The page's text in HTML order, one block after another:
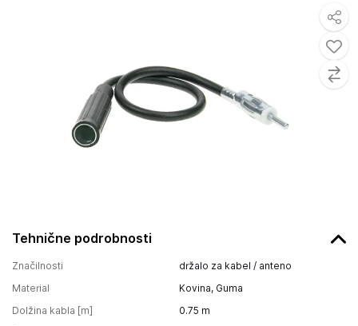
Tehnične podrobnosti
Značilnosti
držalo za kabel / anteno
Material
Kovina, Guma
Dolžina kabla [m]
0.75 m